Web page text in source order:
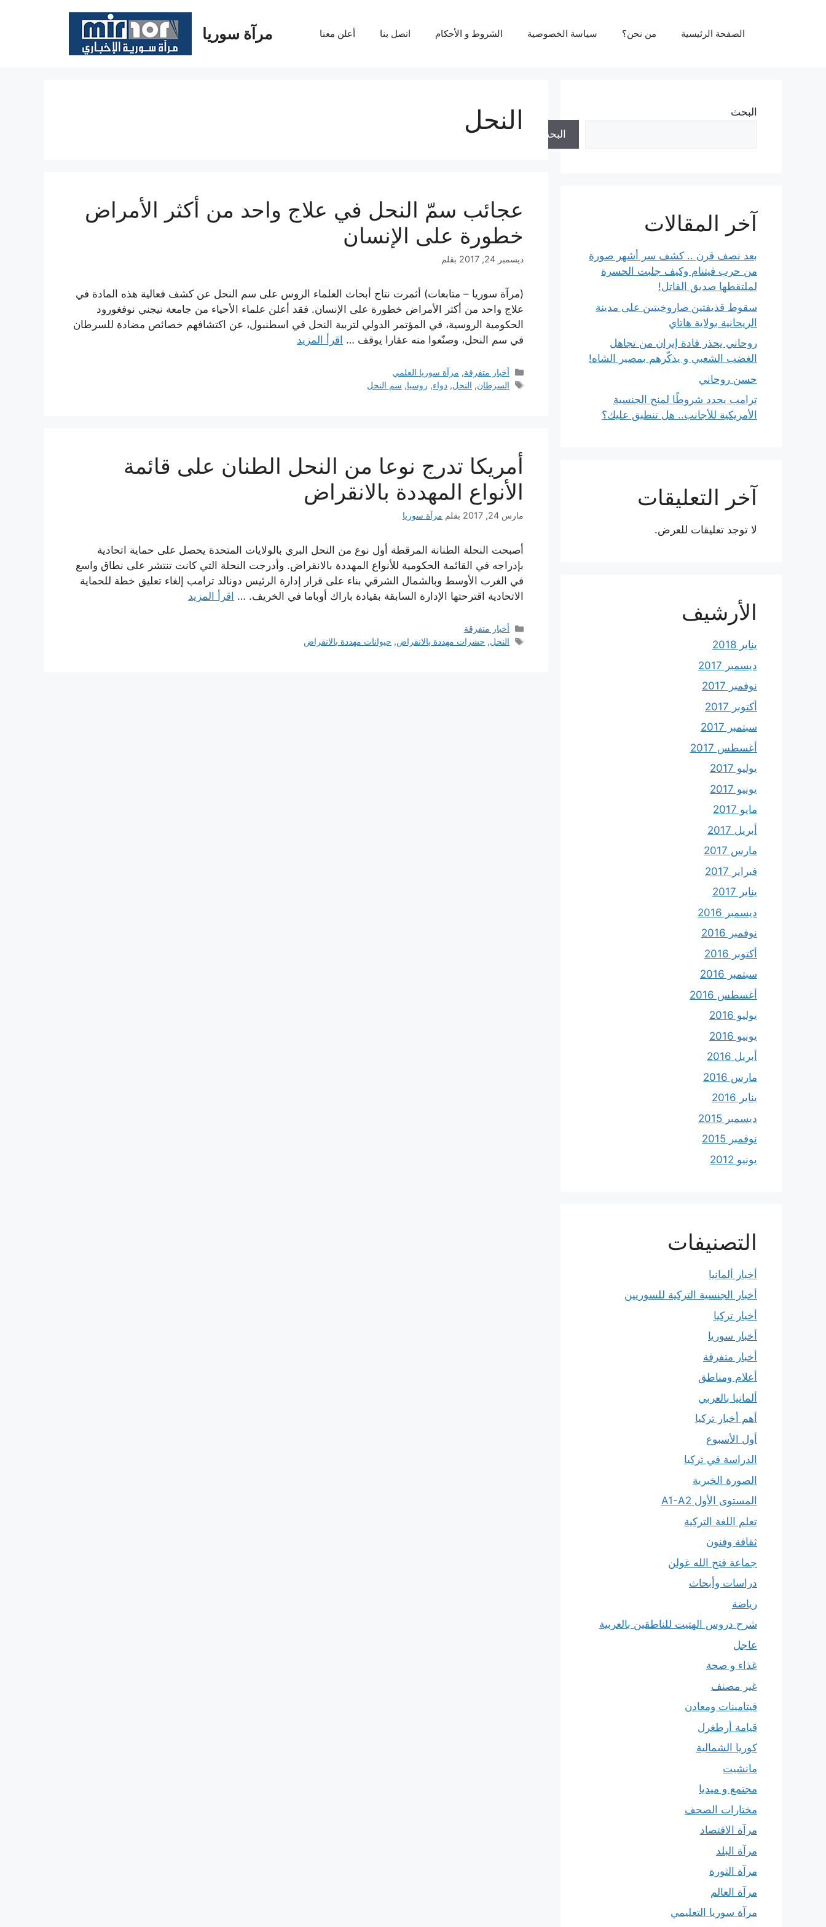
مرآة سوريا الصفحة الرئيسية من نحن؟ سياسة الخصوصية الشروط و الأحكام اتصل بنا أعلن معنا
النحل
عجائب سمّ النحل في علاج واحد من أكثر الأمراض
خطورة على الإنسان
ديسمبر 24, 2017 بقلم
(مرآة سوريا – متابعات) أثمرت نتاج أبحاث العلماء الروس على سم النحل عن كشف فعالية هذه المادة في
علاج واحد من أكثر الأمراض خطورة على الإنسان. فقد أعلن علماء الأحياء من جامعة نيجني نوفغورود
الحكومية الروسية، في المؤتمر الدولي لتربية النحل في اسطنبول، عن اكتشافهم خصائص مضادة للسرطان
في سم النحل، وصنّعوا منه عقارا يوقف … اقرأ المزيد
التصنيفات
أخبار متفرقة, مرآة سوريا العلمي
الوسوم
السرطان, النحل,دواء, روسيا, سم النحل
أمريكا تدرج نوعا من النحل الطنان على قائمة
الأنواع المهددة بالانقراض
مارس 24, 2017 بقلم مرآة سوريا
أصبحت النحلة الطنانة المرقطة أول نوع من النحل البري بالولايات المتحدة يحصل على حماية اتحادية
بإدراجه في القائمة الحكومية للأنواع المهددة بالانقراض. وأدرجت النحلة التي كانت تنتشر على نطاق واسع
في الغرب الأوسط وبالشمال الشرقي بناء على قرار إدارة الرئيس دونالد ترامب إلغاء تعليق خطة للحماية
الاتحادية اقترحتها الإدارة السابقة بقيادة باراك أوباما في الخريف. … اقرأ المزيد
التصنيفات
أخبار متفرقة
الوسوم
النحل, حشرات مهددة بالانقراض, حيوانات مهددة بالانقراض
البحث
البحث
آخر المقالات
بعد نصف قرن .. كشف سر أشهر صورة
من حرب فيتنام وكيف جلبت الحسرة
لملتقطها صديق القاتل!
سقوط قذيفتين صاروخيتين على مدينة
الريحانية بولاية هاتاي
روحاني يحذر قادة إيران من تجاهل
الغضب الشعبي و يذكّرهم بمصير الشاه!
حسن روحاني
ترامب يحدد شروطًا لمنح الجنسية
الأمريكية للأجانب.. هل تنطبق عليك؟
آخر التعليقات
لا توجد تعليقات للعرض.
الأرشيف
يناير 2018
ديسمبر 2017
نوفمبر 2017
أكتوبر 2017
سبتمبر 2017
أغسطس 2017
يوليو 2017
يونيو 2017
مايو 2017
أبريل 2017
مارس 2017
فبراير 2017
يناير 2017
ديسمبر 2016
نوفمبر 2016
أكتوبر 2016
سبتمبر 2016
أغسطس 2016
يوليو 2016
يونيو 2016
أبريل 2016
مارس 2016
يناير 2016
ديسمبر 2015
نوفمبر 2015
يونيو 2012
التصنيفات
أخبار ألمانيا
أخبار الجنسية التركية للسوريين
أخبار تركيا
أخبار سوريا
أخبار متفرقة
أعلام ومناطق
ألمانيا بالعربي
أهم أخبار تركيا
أول الأسبوع
الدراسة في تركيا
الصورة الخبرية
المستوى الأول A1-A2
تعلم اللغة التركية
ثقافة وفنون
جماعة فتح الله غولن
دراسات وأبحاث
رياضة
شرح دروس الهتيت للناطقين بالعربية
عاجل
غذاء و صحة
غير مصنف
فيتامينات ومعادن
قيامة أرطغرل
كوريا الشمالية
مانشيت
مجتمع و ميديا
مختارات الصحف
مرآة الاقتصاد
مرآة البلد
مرآة الثورة
مرآة العالم
مرآة سوريا التعليمي